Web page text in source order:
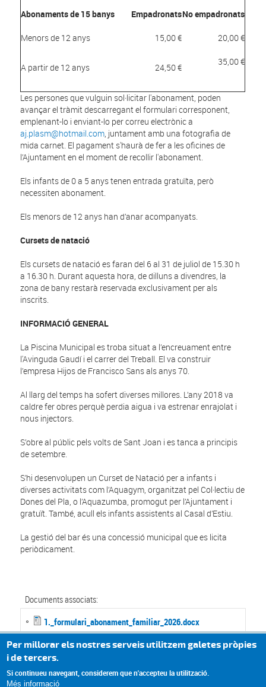
Abonaments de 15 banys EmpadronatsNo empadronats
Menors de 12 anys 15,00 € 20,00 €
A partir de 12 anys 24,50 €
35,00 €
Les persones que vulguin sol·licitar l'abonament, poden
avançar el tràmit descarregant el formulari corresponent,
emplenant-lo i enviant-lo per correu electrònic a
aj.plasm@hotmail.com, juntament amb una fotografia de
mida carnet. El pagament s'haurà de fer a les oficines de
l’Ajuntament en el moment de recollir l'abonament.
Els infants de 0 a 5 anys tenen entrada gratuïta, però
necessiten abonament.
Els menors de 12 anys han d’anar acompanyats.
Cursets de natació
Els cursets de natació es faran del 6 al 31 de juliol de 15.30 h
a 16.30 h. Durant aquesta hora, de dilluns a divendres, la
zona de bany restarà reservada exclusivament per als
inscrits.
INFORMACIÓ GENERAL
La Piscina Municipal es troba situat a l’encreuament entre
l'Avinguda Gaudí i el carrer del Treball. El va construir
l’empresa Hijos de Francisco Sans als anys 70.
Al llarg del temps ha sofert diverses millores. L’any 2018 va
caldre fer obres perquè perdia aigua i va estrenar enrajolat i
nous injectors.
S’obre al públic pels volts de Sant Joan i es tanca a principis
de setembre.
S’hi desenvolupen un Curset de Natació per a infants i
diverses activitats com l’Aquagym, organitzat pel Col·lectiu de
Dones del Pla, o l’Aquazumba, promogut per l’Ajuntament i
gratuït. També, acull els infants assistents al Casal d’Estiu.
La gestió del bar és una concessió municipal que es licita
periòdicament.
Documents associats:
1._formulari_abonament_familiar_2026.docx
3._formulari_abonament_15_dies_2026.docx
Per millorar els nostres serveis utilitzem galetes pròpies
i de tercers.
Si continueu navegant, considerem que n'accepteu la utilització.
Més informació